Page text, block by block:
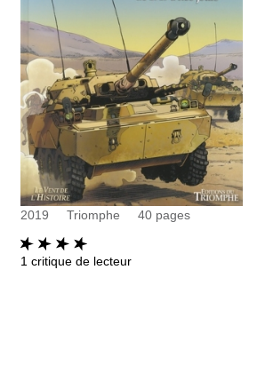
2019 Triomphe 40 pages
1 critique de lecteur